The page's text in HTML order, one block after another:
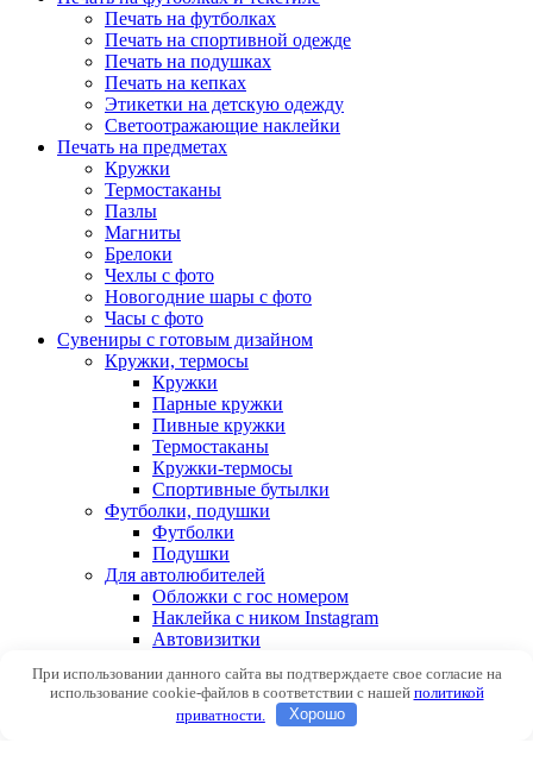
Печать на футболках
Печать на спортивной одежде
Печать на подушках
Печать на кепках
Этикетки на детскую одежду
Светоотражающие наклейки
Печать на предметах
Кружки
Термостаканы
Пазлы
Магниты
Брелоки
Чехлы с фото
Новогодние шары с фото
Часы с фото
Сувениры с готовым дизайном
Кружки, термосы
Кружки
Парные кружки
Пивные кружки
Термостаканы
Кружки-термосы
Спортивные бутылки
Футболки, подушки
Футболки
Подушки
Для автолюбителей
Обложки с гос номером
Наклейка с ником Instagram
Автовизитки
Авторизоваться
При использовании данного сайта вы подтверждаете свое согласие на
использование cookie-файлов в соответствии с нашей политикой
приватности.
Хорошо